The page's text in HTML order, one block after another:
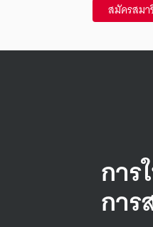
สมัครสมา
การ
กา